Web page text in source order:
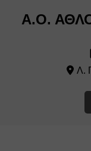
Α.Ο.
Λ.